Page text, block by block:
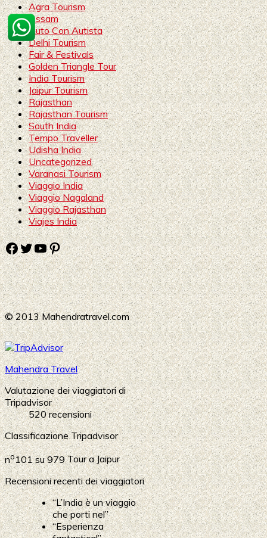
Agra Tourism
Assam
Auto Con Autista
Delhi Tourism
Fair & Festivals
Golden Triangle Tour
India Tourism
Jaipur Tourism
Rajasthan
Rajasthan Tourism
South India
Tempo Traveller
Udisha India
Uncategorized
Varanasi Tourism
Viaggio India
Viaggio Nagaland
Viaggio Rajasthan
Viajes India
Facebook
Twitter
YouTube
Pinterest
© 2013 Mahendratravel.com
Mahendra Travel
Valutazione dei viaggiatori di
Tripadvisor
520 recensioni
Classificazione Tripadvisor
no101 su 979Tour a Jaipur
Recensioni recenti dei viaggiatori
“L’India è un viaggio
che porti nel”
“Esperienza